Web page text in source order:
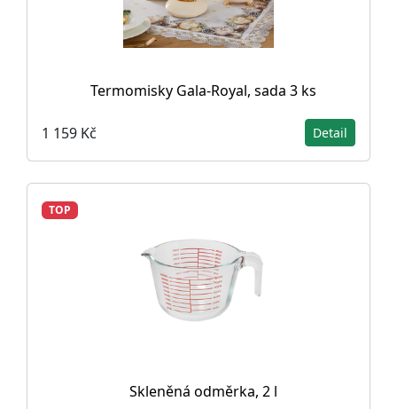
Termomisky Gala-Royal, sada 3 ks
1 159 Kč Detail
TOP
Skleněná odměrka, 2 l